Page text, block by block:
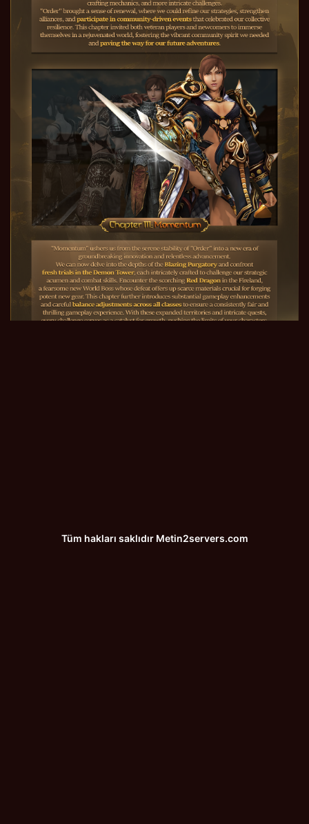
Tüm hakları saklıdır Metin2servers.com